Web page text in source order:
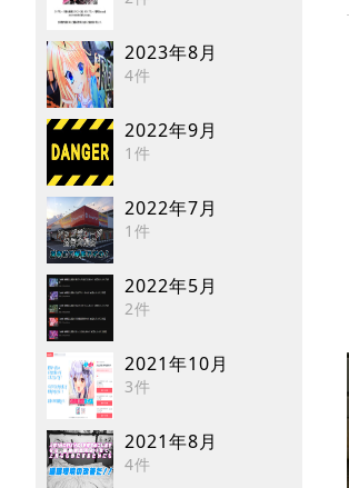
2023年8月
4件
2022年9月
1件
2022年7月
1件
2022年5月
2件
2021年10月
3件
2021年8月
4件